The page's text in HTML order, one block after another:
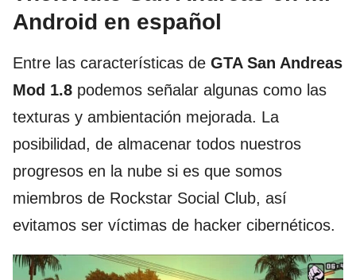
Android en español
Entre las características de GTA San Andreas
Mod 1.8 podemos señalar algunas como las
texturas y ambientación mejorada. La
posibilidad, de almacenar todos nuestros
progresos en la nube si es que somos
miembros de Rockstar Social Club, así
evitamos ser víctimas de hacker cibernéticos.